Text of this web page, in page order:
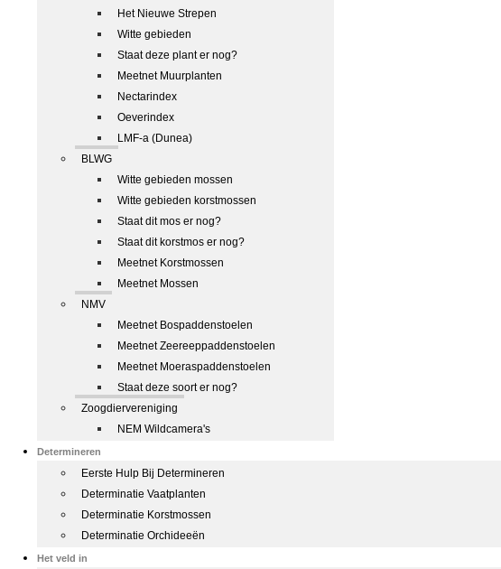
Het Nieuwe Strepen
Witte gebieden
Staat deze plant er nog?
Meetnet Muurplanten
Nectarindex
Oeverindex
LMF-a (Dunea)
BLWG
Witte gebieden mossen
Witte gebieden korstmossen
Staat dit mos er nog?
Staat dit korstmos er nog?
Meetnet Korstmossen
Meetnet Mossen
NMV
Meetnet Bospaddenstoelen
Meetnet Zeereeppaddenstoelen
Meetnet Moeraspaddenstoelen
Staat deze soort er nog?
Zoogdiervereniging
NEM Wildcamera's
Determineren
Eerste Hulp Bij Determineren
Determinatie Vaatplanten
Determinatie Korstmossen
Determinatie Orchideeën
Het veld in